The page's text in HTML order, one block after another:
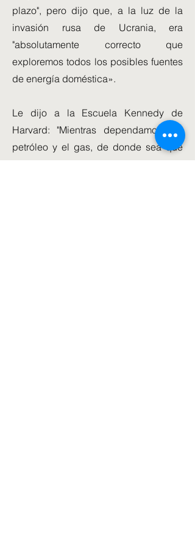
plazo", pero dijo que, a la luz de la
invasión rusa de Ucrania, era
"absolutamente correcto que
exploremos todos los posibles fuentes
de energía doméstica».
Le dijo a la Escuela Kennedy de
Harvard: "Mientras dependamos del
petróleo y el gas, de donde sea que
provengan, todos somos vulnerables a